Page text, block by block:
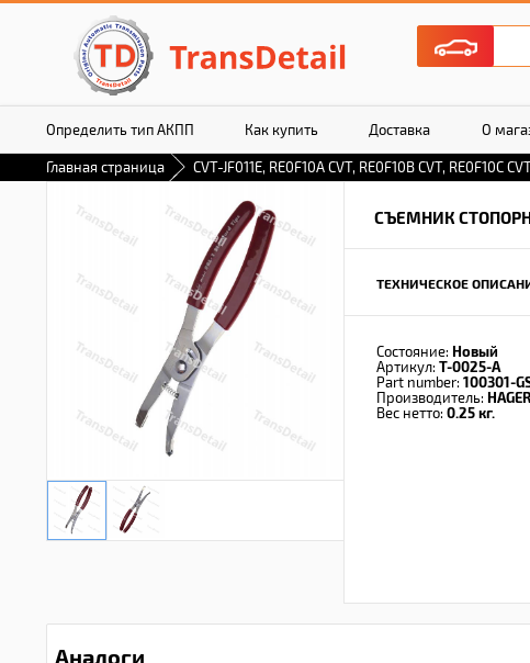
Определить тип АКПП Как купить Доставка О
Главная страница CVT-JF011E, RE0F10A CVT, RE0F10B CVT, RE0F10C
СЪЕМНИК
ТЕХНИЧЕСКОЕ
Состояние: Новый
Артикул: T-0025-A
Part number: 100301-
Производитель:
Вес нетто: 0.25 кг.
Аналоги